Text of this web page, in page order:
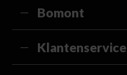
Bomont
Klantenservice